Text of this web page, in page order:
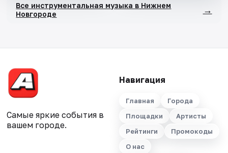
Все инструментальная музыка в Нижнем
Новгороде
→
Самые яркие события в
вашем городе.
Навигация
Главная
Города
Площадки
Артисты
Рейтинги
Промокоды
О нас